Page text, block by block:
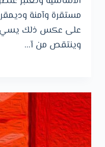
مستقرة وآمنة
على عكس ذلك يسيء
وينتقص من آ…